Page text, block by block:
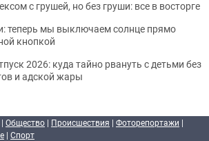
с грушей, но без груши: все в восторге
теперь мы выключаем солнце прямо
кнопкой
2026: куда тайно рвануть с детьми без
и адской жары
| Общество | Происшествия | Фоторепортажи |
| Спорт